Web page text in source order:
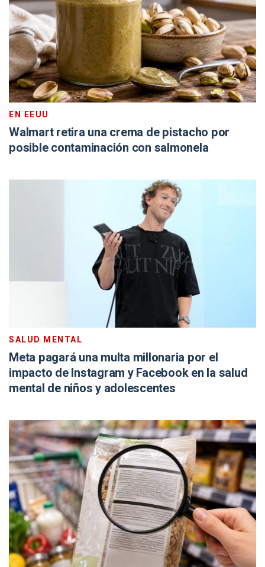
EN EEUU
Walmart retira una crema de pistacho por
posible contaminación con salmonela
SALUD MENTAL
Meta pagará una multa millonaria por el
impacto de Instagram y Facebook en la salud
mental de niños y adolescentes